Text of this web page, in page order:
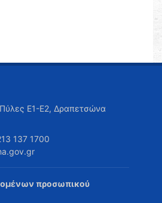
Ε1-Ε2, Δραπετσώνα
137 1700
προσωπικού